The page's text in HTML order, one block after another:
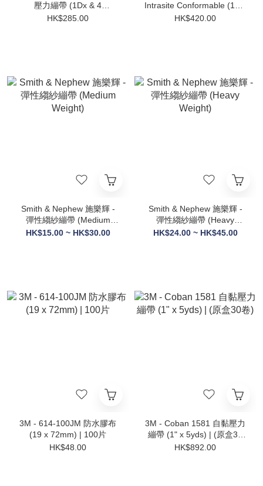
壓力繃帶 (1Dx & 4
Bandages System)
HK$285.00
Intrasite Conformable (10 x
10cm) | 10片
HK$420.00
Smith & Nephew 施樂輝 -
彈性縐紗繃帶 (Medium
Weight)
HK$15.00 ~ HK$30.00
Smith & Nephew 施樂輝 -
彈性縐紗繃帶 (Heavy
Weight)
HK$24.00 ~ HK$45.00
3M - 614-100JM 防水膠布
(19 x 72mm) | 100片
HK$48.00
3M - Coban 1581 自黏壓力
繃帶 (1" x 5yds) | (原盒30
卷)
HK$892.00